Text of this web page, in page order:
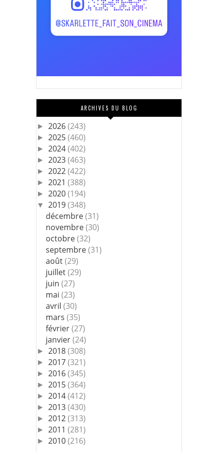
ARCHIVES DU BLOG
► 2026(243)
► 2025(460)
► 2024(402)
► 2023(463)
► 2022(422)
► 2021 (388)
► 2020(194)
▼ 2019(348)
décembre(31)
novembre(30)
octobre(32)
septembre(31)
août(29)
juillet(29)
juin(27)
mai(23)
avril(30)
mars(35)
février(27)
janvier(24)
► 2018(308)
► 2017(321)
► 2016(345)
► 2015(364)
► 2014(412)
► 2013(430)
► 2012(313)
► 2011 (281)
► 2010(216)